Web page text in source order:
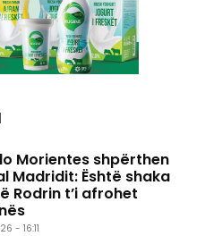
Morientes shpërthen
Madridit: Është shaka
Rodrin t’i afrohet
- 16:11